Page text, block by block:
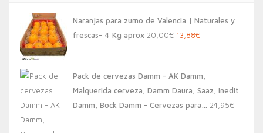
Naranjas para zumo de Valencia | Naturales y
frescas- 4 Kg aprox 20,00€ El
era:
20,00€.
13,88€El
es:
13,88€.
Pack de cervezas Damm - AK Damm,
Malquerida cerveza, Damm Daura, Saaz, Inedit
Damm, Bock Damm - Cervezas para… 24,95€